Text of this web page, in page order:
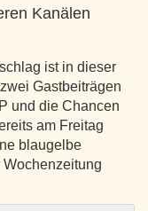
Kanälen
ist in dieser
Gastbeiträgen
und die Chancen
am Freitag
blaugelbe
Wochenzeitung